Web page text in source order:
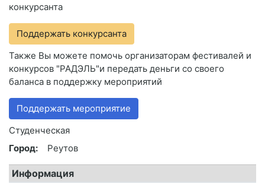
конкурсанта
Поддержать конкурсанта
Также Вы можете помочь организаторам фестивалей и
конкурсов "РАДЭЛЬ"и передать деньги со своего
баланса в поддержку мероприятий
Поддержать мероприятие
Студенческая
Город:
Реутов
Информация